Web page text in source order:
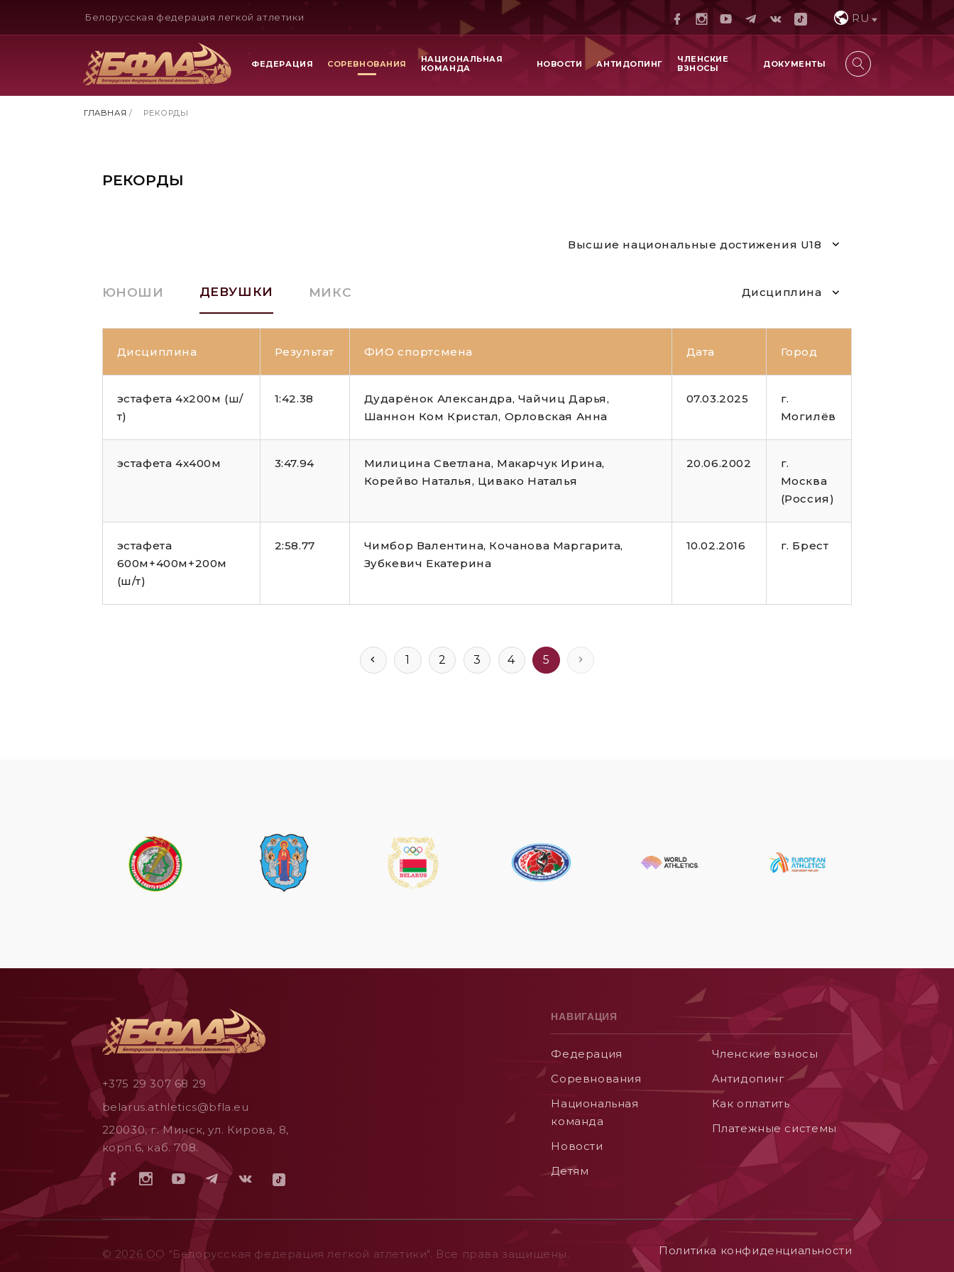
Белорусская федерация легкой атлетики RU
ФЕДЕРАЦИЯ СОРЕВНОВАНИЯ
НАЦИОНАЛЬНАЯ
КОМАНДА
НОВОСТИ АНТИДОПИНГ
ЧЛЕНСКИЕ
ВЗНОСЫ
ДОКУМЕНТЫ
ГЛАВНАЯ / РЕКОРДЫ
РЕКОРДЫ
Высшие национальные достижения U18
ЮНОШИ ДЕВУШКИ МИКС Дисциплина
Дисциплина Результат ФИО спортсмена Дата Город
эстафета 4х200м (ш/
т)
1:42.38
Дударёнок Александра, Чайчиц Дарья,
Шаннон Ком Кристал, Орловская Анна
07.03.2025
г.
Могилёв
эстафета 4х400м 3:47.94
Милицина Светлана, Макарчук Ирина,
Корейво Наталья, Цивако Наталья
20.06.2002
г.
Москва
(Россия)
эстафета
600м+400м+200м
(ш/т)
2:58.77
Чимбор Валентина, Кочанова Маргарита,
Зубкевич Екатерина
10.02.2016 г. Брест
1 2 3 4 5
+375 29 307 68 29
belarus.athletics@bfla.eu
220030, г. Минск, ул. Кирова, 8,
корп.6, каб. 708.
НАВИГАЦИЯ
Федерация
Соревнования
Национальная
команда
Новости
Детям
Членские взносы
Aнтидопинг
Как оплатить
Платежные системы
© 2026 ОO "Белорусская федерация легкой атлетики". Все права защищены. Политика конфиденциальности